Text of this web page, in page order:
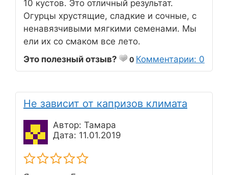
10 кустов. Это отличный результат.
Огурцы хрустящие, сладкие и сочные, с
ненавязчивыми мягкими семенами. Мы
ели их со смаком все лето.
Это полезный отзыв?
0 Комментарии: 0
Не зависит от капризов климата
Автор: Тамара
Дата: 11.01.2019